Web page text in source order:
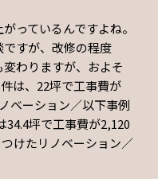
っているんですよね。
すが、改修の程度
変わりますが、およそ
は、22坪で工事費が
ベーション／以下事例
34.4坪で工事費が2,120
けたリノベーション／